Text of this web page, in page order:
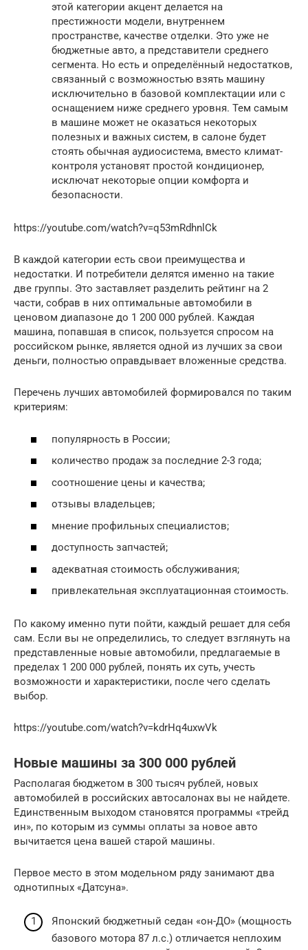
этой категории акцент делается на
престижности модели, внутреннем
пространстве, качестве отделки. Это уже не
бюджетные авто, а представители среднего
сегмента. Но есть и определённый недостатков,
связанный с возможностью взять машину
исключительно в базовой комплектации или с
оснащением ниже среднего уровня. Тем самым
в машине может не оказаться некоторых
полезных и важных систем, в салоне будет
стоять обычная аудиосистема, вместо климат-
контроля установят простой кондиционер,
исключат некоторые опции комфорта и
безопасности.
https://youtube.com/watch?v=q53mRdhnlCk
В каждой категории есть свои преимущества и
недостатки. И потребители делятся именно на такие
две группы. Это заставляет разделить рейтинг на 2
части, собрав в них оптимальные автомобили в
ценовом диапазоне до 1 200 000 рублей. Каждая
машина, попавшая в список, пользуется спросом на
российском рынке, является одной из лучших за свои
деньги, полностью оправдывает вложенные средства.
Перечень лучших автомобилей формировался по таким
критериям:
популярность в России;
количество продаж за последние 2-3 года;
соотношение цены и качества;
отзывы владельцев;
мнение профильных специалистов;
доступность запчастей;
адекватная стоимость обслуживания;
привлекательная эксплуатационная стоимость.
По какому именно пути пойти, каждый решает для себя
сам. Если вы не определились, то следует взглянуть на
представленные новые автомобили, предлагаемые в
пределах 1 200 000 рублей, понять их суть, учесть
возможности и характеристики, после чего сделать
выбор.
https://youtube.com/watch?v=kdrHq4uxwVk
Новые машины за 300 000 рублей
Располагая бюджетом в 300 тысяч рублей, новых
автомобилей в российских автосалонах вы не найдете.
Единственным выходом становятся программы «трейд
ин», по которым из суммы оплаты за новое авто
вычитается цена вашей старой машины.
Первое место в этом модельном ряду занимают два
однотипных «Датсуна».
Японский бюджетный седан «он-ДО» (мощность
базового мотора 87 л.с.) отличается неплохим